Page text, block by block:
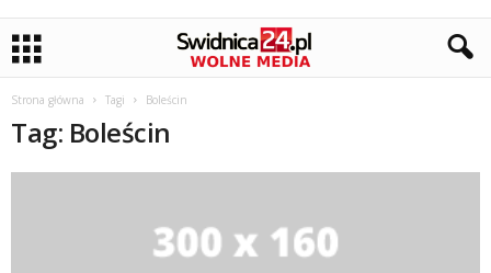
Strona główna Tagi Boleścin
Tag: Boleścin